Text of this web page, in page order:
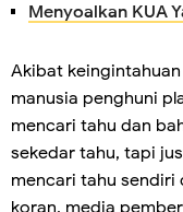
Menyoalkan KUA
Akibat
manusia penghuni
mencari tahu dan
sekedar tahu, tapi
mencari tahu sendiri
koran, media